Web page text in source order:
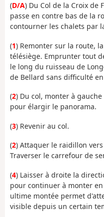
(D/A) Du Col de la Croix de
passe en contre bas de la
contourner les chalets par
(1) Remonter sur la route,
télésiège. Emprunter tout
le long du ruisseau de
de Bellard sans difficulté
(2) Du col, monter à
pour élargir le panorama.
(3) Revenir au col.
(2) Attaquer le raidillon
Traverser le carrefour de
(4) Laisser à droite la
pour continuer à monter
ultime montée permet
visible depuis un certain